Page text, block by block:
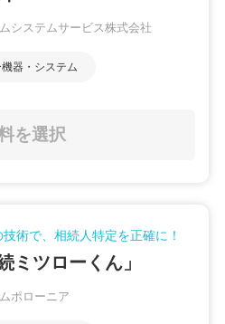
システムサービス株式会社
器・システム
を選択
術で、相続人特定を正確に！
ミツローくん」
ポローニア